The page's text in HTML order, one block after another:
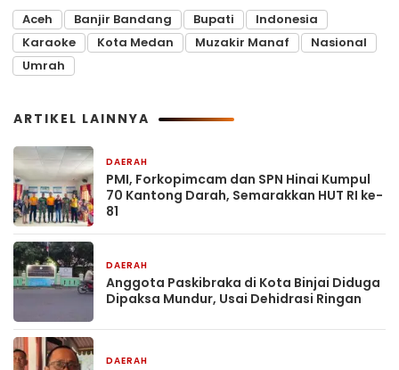
Aceh Banjir Bandang Bupati
Indonesia
Karaoke
Kota Medan Muzakir Manaf
Nasional
Umrah
ARTIKEL LAINNYA
DAERAH
PMI, Forkopimcam dan SPN Hinai Kumpul
70 Kantong Darah, Semarakkan HUT RI ke-
81
DAERAH
Anggota Paskibraka di Kota Binjai Diduga
Dipaksa Mundur, Usai Dehidrasi Ringan
DAERAH